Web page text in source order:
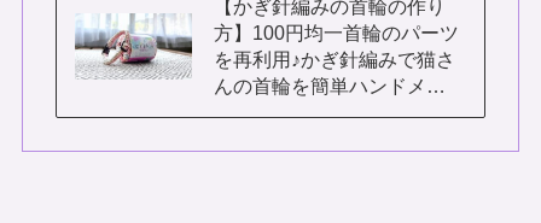
【かぎ針編みの首輪の作り
方】100円均一首輪のパーツ
を再利用♪かぎ針編みで猫さ
んの首輪を簡単ハンドメ…